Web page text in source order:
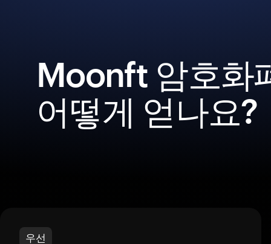
Moonft 암호화
어떻게 얻나요?
우선